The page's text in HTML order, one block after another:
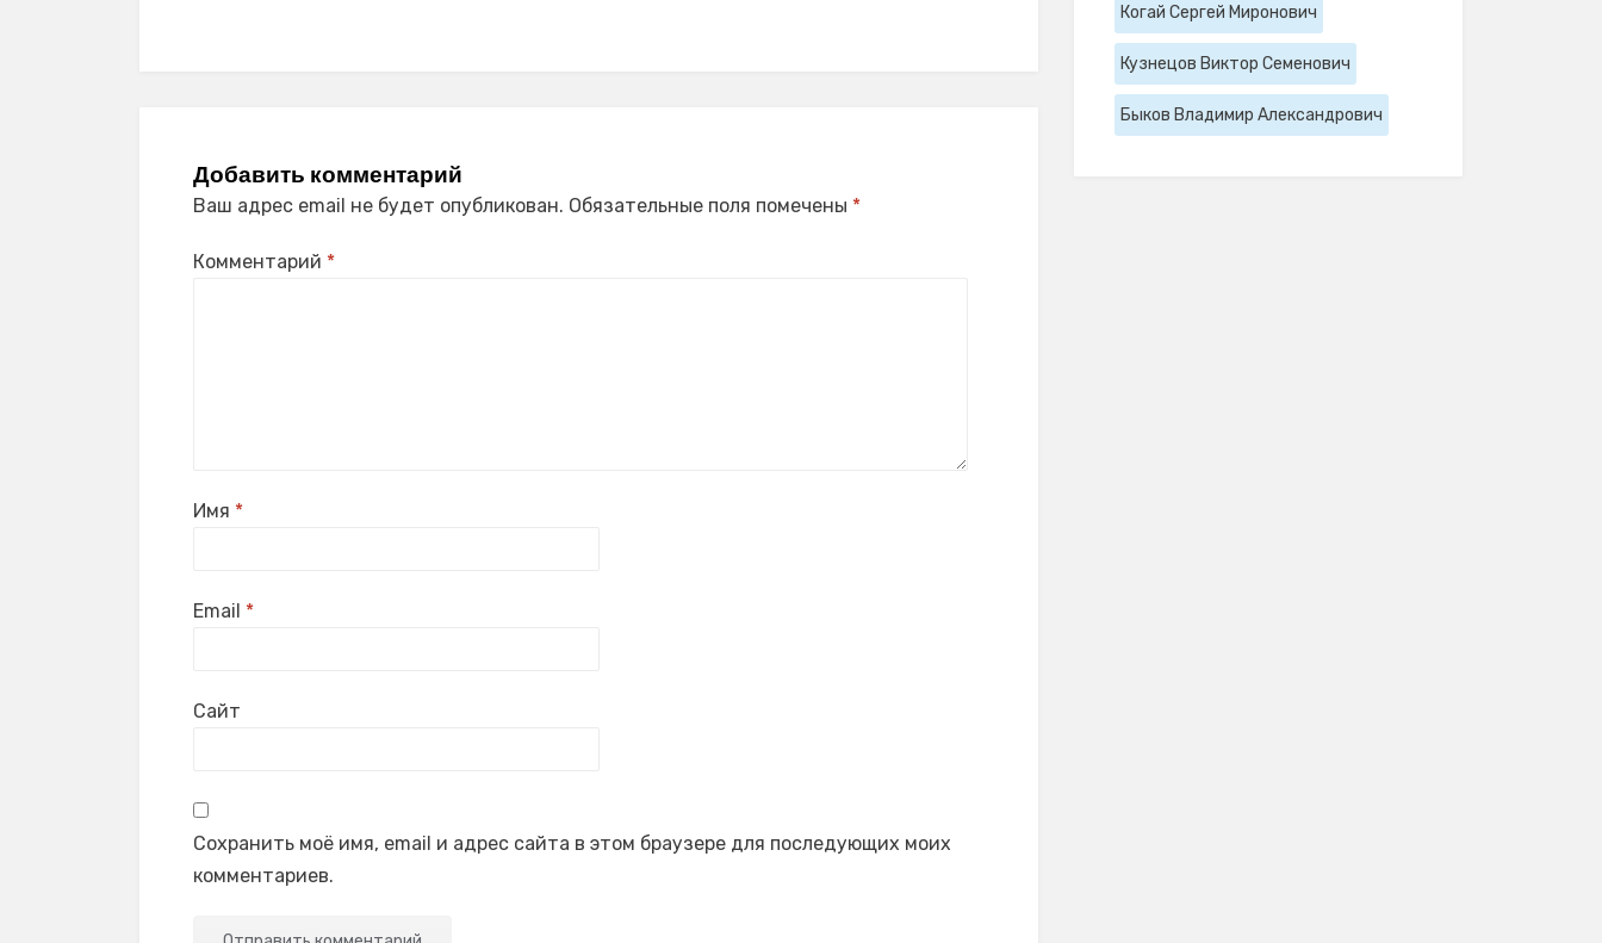
Добавить комментарий
Ваш адрес email не будет опубликован. Обязательные поля помечены *
Комментарий *
Имя *
Email *
Сайт
Сохранить моё имя, email и адрес сайта в этом браузере для последующих моих
комментариев.
Когай Сергей Миронович
Кузнецов Виктор Семенович
Быков Владимир Александрович